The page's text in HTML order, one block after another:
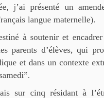
j’ai présenté un
langue maternelle).
à soutenir et
parents d’élèves, qui
et dans un contexte
sur cinq résidant à